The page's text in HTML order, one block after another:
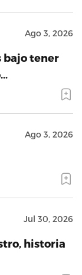
Ago 3, 2026
bajo tener
Ago 3, 2026
Jul 30, 2026
historia